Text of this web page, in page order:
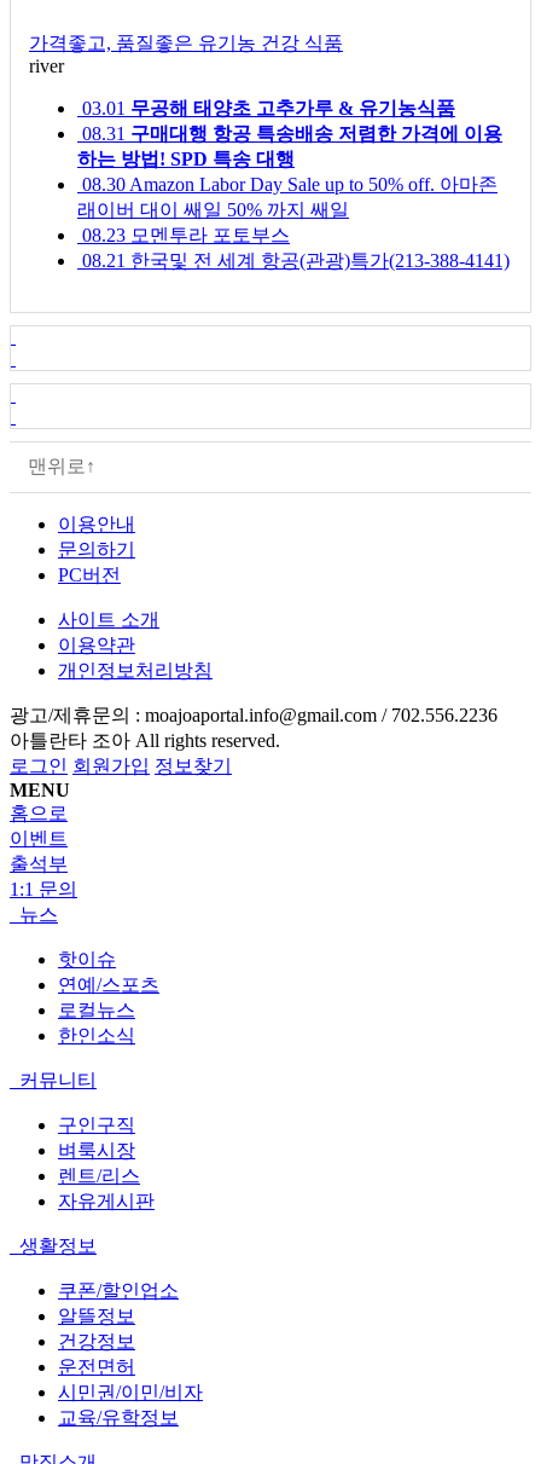
가격좋고, 품질좋은 유기농 건강 식품
river
03.01 무공해 태양초 고추가루 & 유기농식품
08.31 구매대행 항공 특송배송 저렴한 가격에 이용
하는 방법! SPD 특송 대행
08.30 Amazon Labor Day Sale up to 50% off. 아마존
래이버 대이 쌔일 50% 까지 쌔일
08.23 모멘투라 포토부스
08.21 한국및 전 세계 항공(관광)특가(213-388-4141)
맨위로↑
이용안내
문의하기
PC버전
사이트 소개
이용약관
개인정보처리방침
광고/제휴문의 : moajoaportal.info@gmail.com / 702.556.2236
아틀란타 조아 All rights reserved.
로그인 회원가입 정보찾기
MENU
홈으로
이벤트
출석부
1:1 문의
뉴스
핫이슈
연예/스포츠
로컬뉴스
한인소식
커뮤니티
구인구직
벼룩시장
렌트/리스
자유게시판
생활정보
쿠폰/할인업소
알뜰정보
건강정보
운전면허
시민권/이민/비자
교육/유학정보